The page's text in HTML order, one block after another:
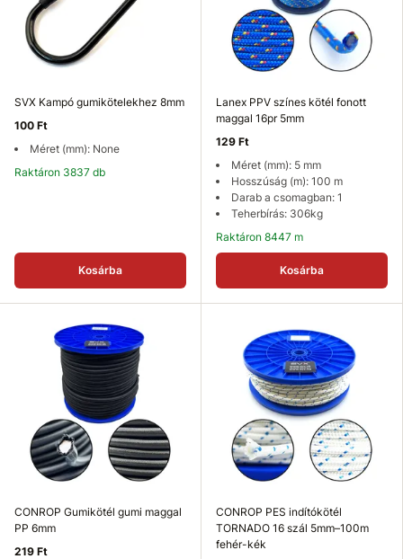
SVX Kampó gumikötelekhez 8mm
100 Ft
Méret (mm): None
Raktáron 3837 db
Kosárba
Lanex PPV színes kötél fonott
maggal 16pr 5mm
129 Ft
Méret (mm): 5 mm
Hosszúság (m): 100 m
Darab a csomagban: 1
Teherbírás: 306kg
Raktáron 8447 m
Kosárba
CONROP Gumikötél gumi maggal
PP 6mm
219 Ft
CONROP PES indítókötél
TORNADO 16 szál 5mm–100m
fehér-kék